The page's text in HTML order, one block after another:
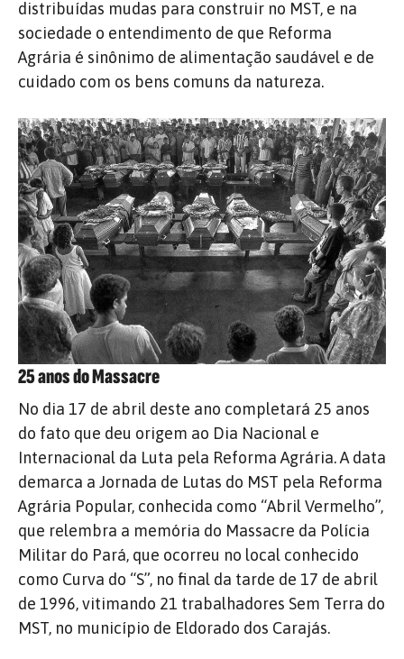
distribuídas mudas para construir no MST, e na
sociedade o entendimento de que Reforma
Agrária é sinônimo de alimentação saudável e de
cuidado com os bens comuns da natureza.
25 anos do Massacre
No dia 17 de abril deste ano completará 25 anos
do fato que deu origem ao Dia Nacional e
Internacional da Luta pela Reforma Agrária. A data
demarca a Jornada de Lutas do MST pela Reforma
Agrária Popular, conhecida como “Abril Vermelho”,
que relembra a memória do Massacre da Polícia
Militar do Pará, que ocorreu no local conhecido
como Curva do “S”, no final da tarde de 17 de abril
de 1996, vitimando 21 trabalhadores Sem Terra do
MST, no município de Eldorado dos Carajás.